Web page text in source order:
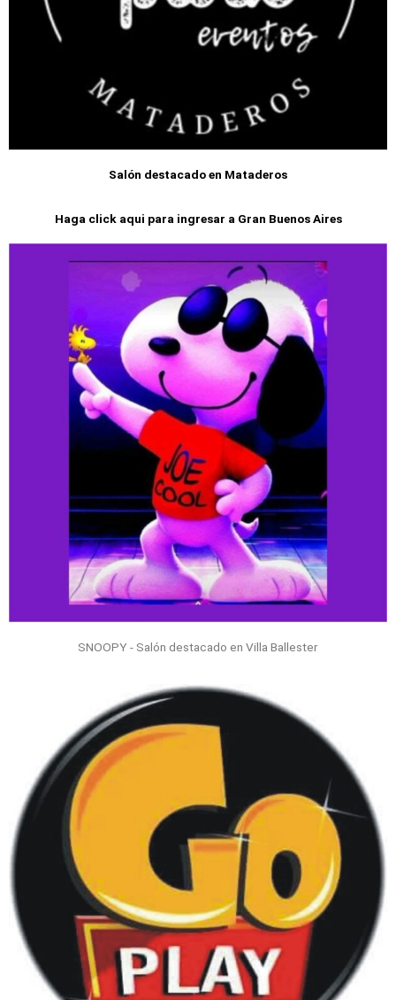
Salón destacado en Mataderos
Haga click aqui para ingresar a Gran Buenos Aires
SNOOPY - Salón destacado en Villa Ballester